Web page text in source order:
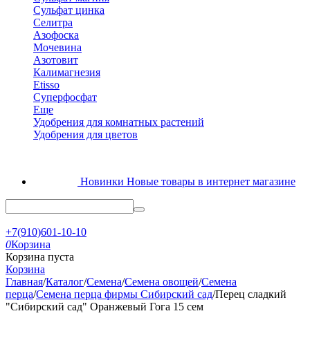
Сульфат цинка
Селитра
Азофоска
Мочевина
Азотовит
Калимагнезия
Etisso
Суперфосфат
Еще
Удобрения для комнатных растений
Удобрения для цветов
Новинки Новые товары в интернет магазине
+7(910)601-10-10
0Корзина
Корзина пуста
Корзина
Главная/Каталог/Семена/Семена овощей/Семена
перца/Семена перца фирмы Сибирский сад/Перец сладкий
"Сибирский сад" Оранжевый Гога 15 сем